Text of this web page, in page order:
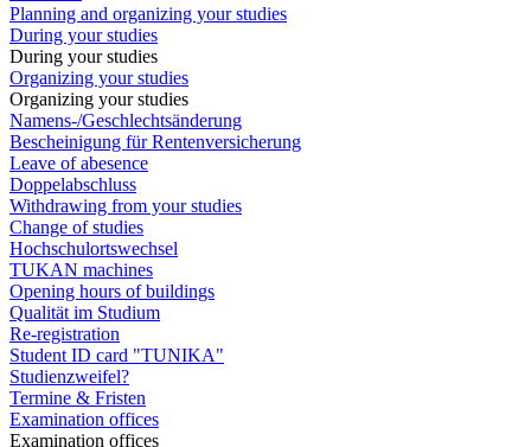
Planning and organizing your studies
During your studies
During your studies
Organizing your studies
Organizing your studies
Namens-/Geschlechtsänderung
Bescheinigung für Rentenversicherung
Leave of abesence
Doppelabschluss
Withdrawing from your studies
Change of studies
Hochschulortswechsel
TUKAN machines
Opening hours of buildings
Qualität im Studium
Re-registration
Student ID card "TUNIKA"
Studienzweifel?
Termine & Fristen
Examination offices
Examination offices